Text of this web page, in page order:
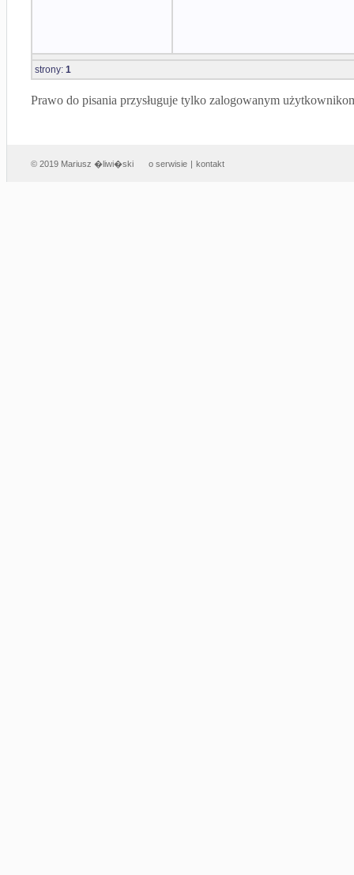
strony: 1
Prawo do pisania przysługuje tylko zalogowanym
© 2019 Mariusz �liwi�ski o serwisie | kontakt